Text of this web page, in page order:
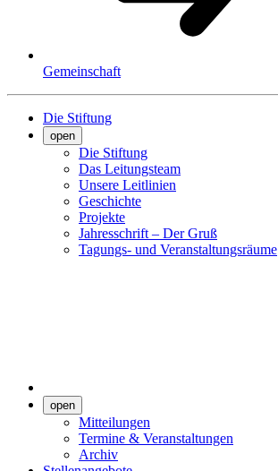
Gemeinschaft
Die Stiftung
open
Die Stiftung
Das Leitungsteam
Unsere Leitlinien
Geschichte
Projekte
Jahresschrift – Der Gruß
Tagungs- und Veranstaltungsräume
open
Mitteilungen
Termine & Veranstaltungen
Archiv